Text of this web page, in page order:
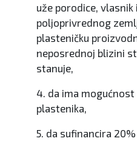
uže porodice, vlasnik
poljoprivrednog
plasteničku
neposrednoj blizini
stanuje,
4. da ima
plastenika,
5. da sufinancira